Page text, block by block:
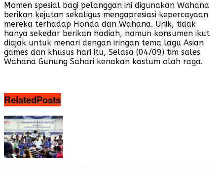
Momen spesial bagi pelanggan ini digunakan Wahana
berikan kejutan sekaligus mengapresiasi kepercayaan
mereka terhadap Honda dan Wahana. Unik, tidak
hanya sekedar berikan hadiah, namun konsumen ikut
diajak untuk menari dengan iringan tema lagu Asian
games dan khusus hari itu, Selasa (04/09) tim sales
Wahana Gunung Sahari kenakan kostum olah raga.
RelatedPosts